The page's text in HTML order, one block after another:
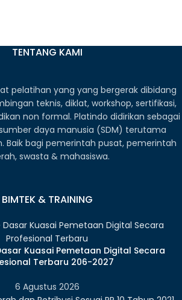
TENTANG KAMI
pelatihan yang yang bergerak dibidang
teknis, diklat, workshop, sertifikasi,
non formal. Platindo didirikan sebagai
daya manusia (SDM) terutama
Baik bagi pemerintah pusat, pemerintah
swasta & mahasiswa.
BIMTEK & TRAINING
Kuasai Pemetaan Digital Secara
Terbaru 206-2027
6 Agustus 2026